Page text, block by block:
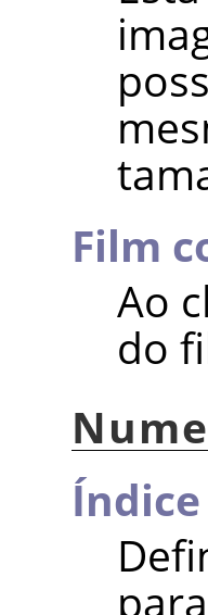
Film
Ao
do